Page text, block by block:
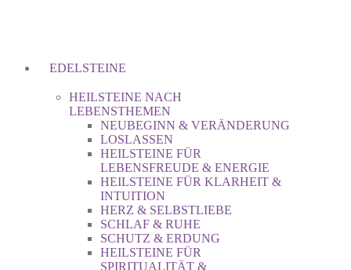
EDELSTEINE
HEILSTEINE NACH
LEBENSTHEMEN
NEUBEGINN & VERÄNDERUNG
LOSLASSEN
HEILSTEINE FÜR
LEBENSFREUDE & ENERGIE
HEILSTEINE FÜR KLARHEIT &
INTUITION
HERZ & SELBSTLIEBE
SCHLAF & RUHE
SCHUTZ & ERDUNG
HEILSTEINE FÜR
SPIRITUALITÄT &